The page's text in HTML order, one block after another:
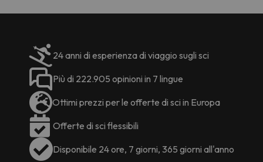
televisione con canali digitali per
da toeletta gratuiti e
asciugacapelli.
Ristorazione
di questo hotel a orario limitato. La
giorni dalle 7:00 alle 10:00 a un
Servizi business e altri
24 anni di esperienza di viaggio sugli sci
Più di 222.905 opinioni in 7 lingue
Ottimi prezzi per le offerte di sci in Europa
Offerte di sci flessibili
Disponibile 24 ore, 7 giorni, 365 giorni all'anno